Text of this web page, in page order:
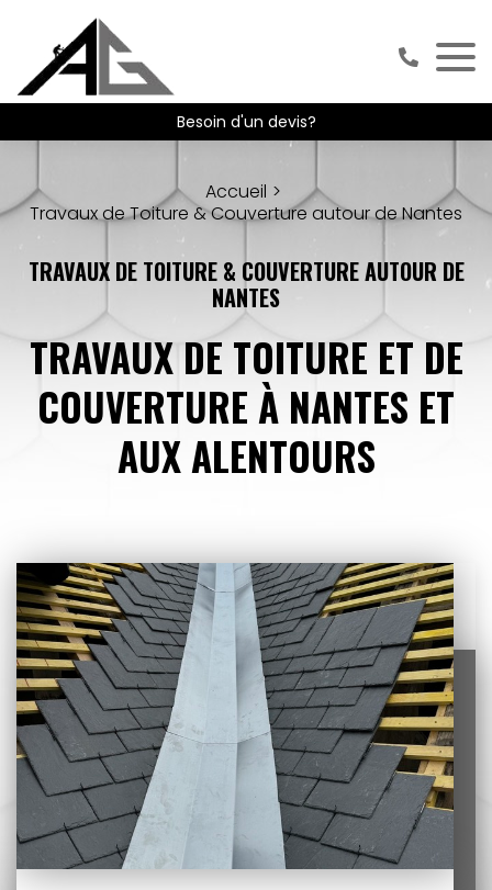
Besoin d'un devis?
Accueil
Travaux de Toiture & Couverture autour de Nantes
TRAVAUX DE TOITURE & COUVERTURE AUTOUR DE
NANTES
TRAVAUX DE TOITURE ET DE
COUVERTURE À NANTES ET
AUX ALENTOURS